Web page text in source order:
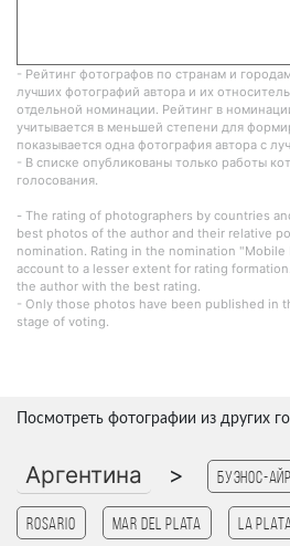
- Рейтинг фотографов по странам и
лучших фотографий автора и их
отдельной номинации. Рейтинг в
учитывается в меньшей степени для
показывается одна фотография автора с
- В списке опубликованы только работы
голосования.
- The rating of photographers by countries
best photos of the author and their relative
nomination. Rating in the nomination
account to a lesser extent for rating
the author with the best rating.
- Only those photos have been published in
stage of voting.
Посмотреть фотографии из других
Аргентина > Буэнос-
Rosario Mar del Plata La